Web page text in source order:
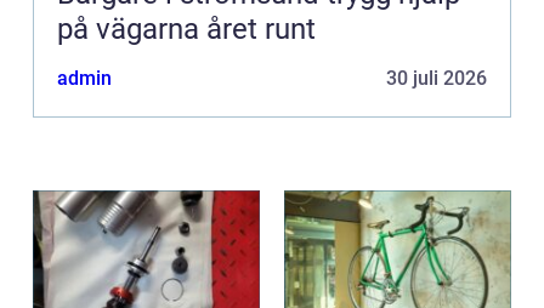
på vägarna året runt
admin 30 juli 2026